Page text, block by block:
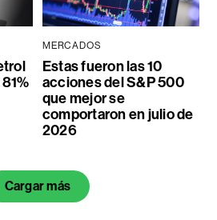
MERCADOS
Estas fueron las 10
acciones del S&P 500
que mejor se
comportaron en julio de
2026
Cargar más